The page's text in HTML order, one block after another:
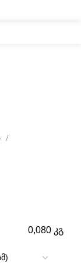
0,080 კგ